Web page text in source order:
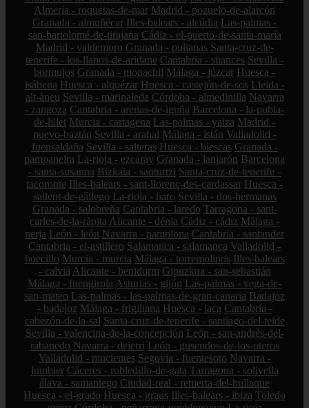
Almería - roquetas-de-mar Madrid - pozuelo-de-alarcón
Granada - almuñécar Illes-balears - alcúdia Las-palmas -
san-bartolomé-de-tirajana Cádiz - el-puerto-de-santa-maría
Madrid - valdemoro Granada - pulianas Santa-cruz-de-
tenerife - los-llanos-de-aridane Cantabria - suances Sevilla -
bormujos Granada - monachil Málaga - júzcar Huesca -
isábena Huesca - alquézar Huesca - castejón-de-sos Lleida -
alt-àneu Sevilla - marinaleda Córdoba - almedinilla Navarra
- zangoza Cantabria - arenas-de-iguña Barcelona - la-pobla-
de-lillet Murcia - cartagena Las-palmas - yaiza Madrid -
nuevo-baztán Sevilla - arahal Málaga - istán Valladolid -
fuensaldaña Sevilla - salteras Huesca - biescas Granada -
pampaneira La-rioja - ezcaray Granada - lanjarón Barcelona
- santa-susanna Bizkaia - santurtzi Santa-cruz-de-tenerife -
tacoronte Illes-balears - sant-llorenç-des-cardassar Huesca -
sallent-de-gállego La-rioja - haro Sevilla - dos-hermanas
Granada - salobreña Cantabria - laredo Tarragona - sant-
carles-de-la-ràpita Alicante - dénia Cádiz - cádiz Málaga -
nerja León - león Navarra - pamplona Cantabria - santander
Cantabria - el-astillero Salamanca - salamanca Valladolid -
boecillo Murcia - murcia Málaga - torremolinos Illes-balears
- calvià Alicante - benidorm Gipuzkoa - san-sebastián
Málaga - fuengirola Asturias - gijón Las-palmas - vega-de-
san-mateo Las-palmas - las-palmas-de-gran-canaria Badajoz
- badajoz Málaga - frigiliana Huesca - jaca Cantabria -
cabezón-de-la-sal Santa-cruz-de-tenerife - santiago-del-teide
Sevilla - valencina-de-la-concepción León - san-andrés-del-
rabanedo Navarra - deierri León - gusendos-de-los-oteros
Valladolid - mucientes Segovia - fuentesoto Navarra -
lumbier Cáceres - robledillo-de-gata Tarragona - solivella
álava - samaniego Ciudad-real - retuerta-del-bullaque
Huesca - el-grado Huesca - graus Illes-balears - ibiza Toledo